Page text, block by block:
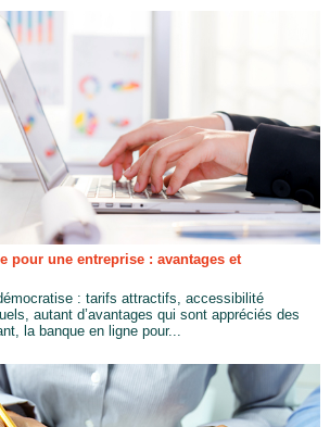
pour une entreprise : avantages et
: tarifs attractifs, accessibilité
autant d’avantages qui sont appréciés des
la banque en ligne pour...